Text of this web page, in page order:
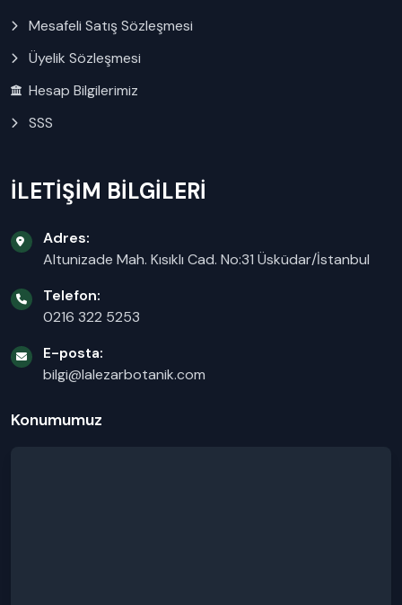
Mesafeli Satış Sözleşmesi
Üyelik Sözleşmesi
Hesap Bilgilerimiz
SSS
İLETİŞİM BİLGİLERİ
Adres:
Altunizade Mah. Kısıklı Cad. No:31 Üsküdar/İstanbul
Telefon:
0216 322 5253
E-posta:
bilgi@lalezarbotanik.com
Konumumuz